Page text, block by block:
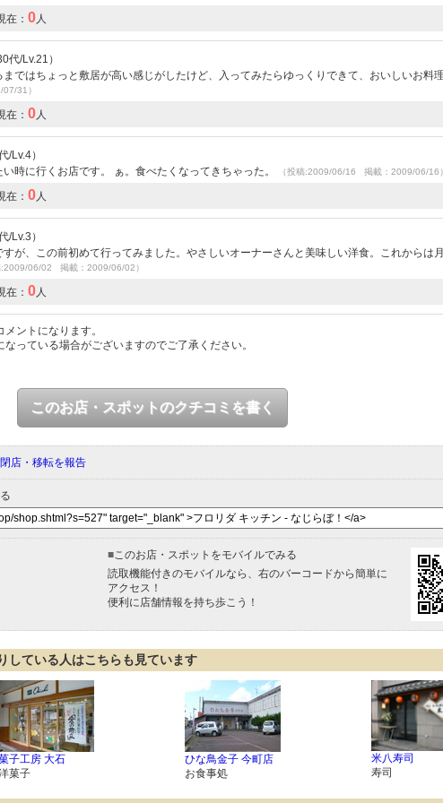
在： 0人
代/Lv.21）
ではちょっと敷居が高い感じがしたけど、入ってみたらゆっくりできて、おいしいお料
31）
在： 0人
/Lv.4）
時に行くお店です。 ぁ。食べたくなってきちゃった。
（投稿:2009/06/16 掲載：2009/06/16）
在： 0人
/Lv.3）
が、この前初めて行ってみました。やさしいオーナーさんと美味しい洋食。これからは
:2009/06/02 掲載：2009/06/02）
在： 0人
ントになります。
っている場合がございますのでご了承ください。
このお店・スポットのクチコミを書く
店・移転を報告
■このお店・スポットをモバイルでみる
読取機能付きのモバイルなら、右のバーコードから簡単に
アクセス！
便利に店舗情報を持ち歩こう！
している人はこちらも見ています
子工房 大石
菓子
ひな鳥金子 今町店
お食事処
米八寿司
寿司